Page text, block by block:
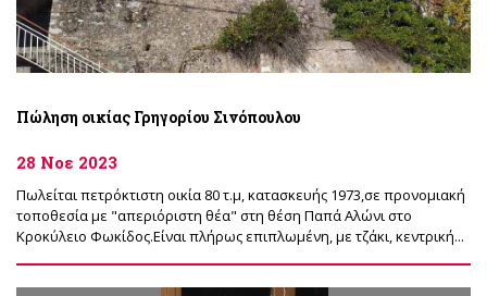
Πώληση οικίας Γρηγορίου Σινόπουλου
28 Νοε 2023
Πωλείται πετρόκτιστη οικία 80 τ.μ, κατασκευής 1973,σε προνομιακή
τοποθεσία με "απεριόριστη θέα" στη θέση Παπά Αλώνι στο
Κροκύλειο Φωκίδος.Είναι πλήρως επιπλωμένη, με τζάκι, κεντρική...